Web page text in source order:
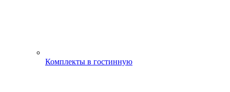
Комплекты в гостинную